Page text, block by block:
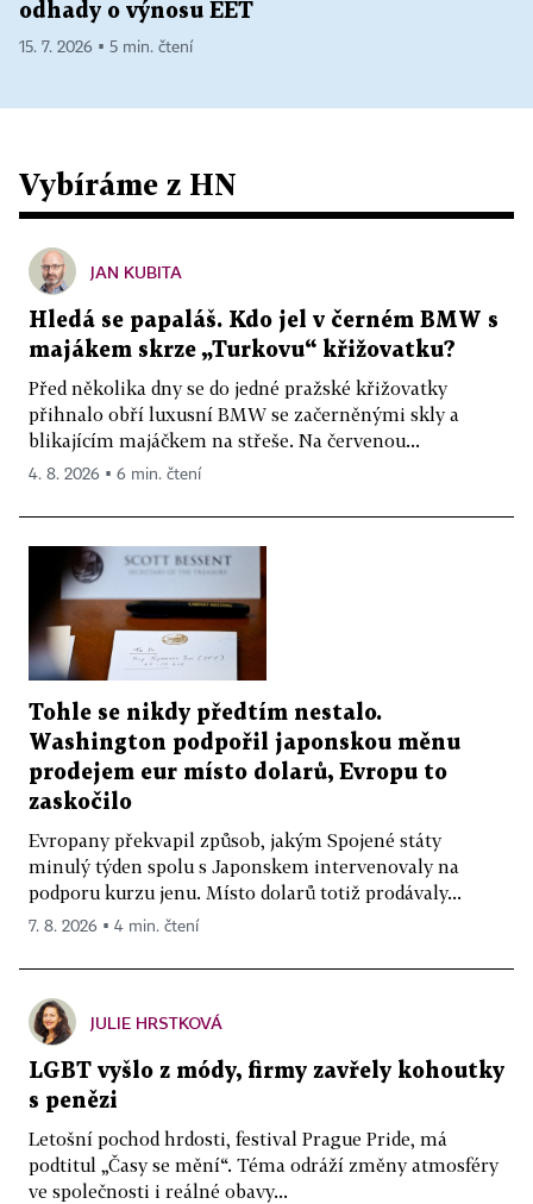
odhady o výnosu EET
15. 7. 2026 ▪ 5 min. čtení
Vybíráme z HN
JAN KUBITA
Hledá se papaláš. Kdo jel v černém BMW s
majákem skrze „Turkovu“ křižovatku?
Před několika dny se do jedné pražské křižovatky
přihnalo obří luxusní BMW se začerněnými skly a
blikajícím majáčkem na střeše. Na červenou...
4. 8. 2026 ▪ 6 min. čtení
Tohle se nikdy předtím nestalo.
Washington podpořil japonskou měnu
prodejem eur místo dolarů, Evropu to
zaskočilo
Evropany překvapil způsob, jakým Spojené státy
minulý týden spolu s Japonskem intervenovaly na
podporu kurzu jenu. Místo dolarů totiž prodávaly...
7. 8. 2026 ▪ 4 min. čtení
JULIE HRSTKOVÁ
LGBT vyšlo z módy, firmy zavřely kohoutky
s penězi
Letošní pochod hrdosti, festival Prague Pride, má
podtitul „Časy se mění“. Téma odráží změny atmosféry
ve společnosti i reálné obavy...